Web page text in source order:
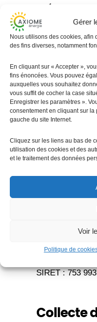
Gérer
Nous utilisons des cookies, afin
des fins diverses, notamment
En cliquant sur « Accepter »,
fins énoncées. Vous pouvez
auxquelles vous souhaitez
vous suffit de cocher la case
Enregistrer les paramètres ».
consentement en cliquant sur
gauche du site Internet.
Cliquez sur les liens au bas de
utilisation des cookies et des
et le traitement des données
Voir
Politique de
Hébergeur
Nom / raison
RCS Lille
00045
Adresse de
Kellermann –
Nom de
43 Rue JEAN
Numéro de
SARL au
SIRET : 753
Collecte